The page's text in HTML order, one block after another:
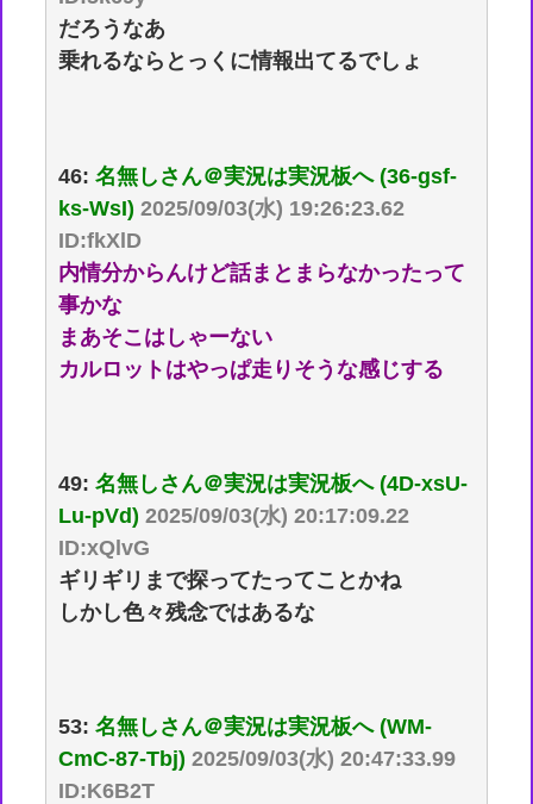
だろうなあ
乗れるならとっくに情報出てるでしょ
46:名無しさん＠実況は実況板へ (36-gsf-
ks-WsI) 2025/09/03(水) 19:26:23.62
ID:fkXlD
内情分からんけど話まとまらなかったって
事かな
まあそこはしゃーない
カルロットはやっぱ走りそうな感じする
49:名無しさん＠実況は実況板へ (4D-xsU-
Lu-pVd) 2025/09/03(水) 20:17:09.22
ID:xQlvG
ギリギリまで探ってたってことかね
しかし色々残念ではあるな
53:名無しさん＠実況は実況板へ (WM-
CmC-87-Tbj) 2025/09/03(水) 20:47:33.99
ID:K6B2T